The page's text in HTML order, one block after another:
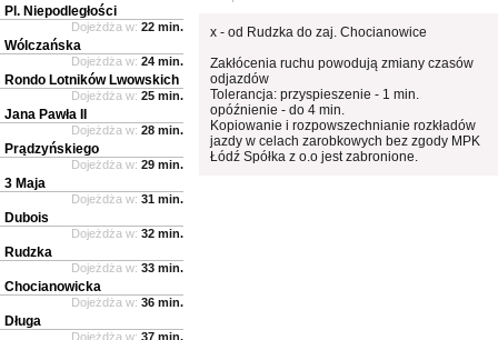
x - od Rudzka do zaj. Chocianowice
Zakłócenia ruchu powodują zmiany czasów
odjazdów
Tolerancja: przyspieszenie - 1 min.
opóźnienie - do 4 min.
Kopiowanie i rozpowszechnianie rozkładów
jazdy w celach zarobkowych bez zgody MPK
Łódź Spółka z o.o jest zabronione.
Pl. Niepodległości
Dojeżdża w: 22 min.
Wólczańska
Dojeżdża w: 24 min.
Rondo Lotników Lwowskich
Dojeżdża w: 25 min.
Jana Pawła II
Dojeżdża w: 28 min.
Prądzyńskiego
Dojeżdża w: 29 min.
3 Maja
Dojeżdża w: 31 min.
Dubois
Dojeżdża w: 32 min.
Rudzka
Dojeżdża w: 33 min.
Chocianowicka
Dojeżdża w: 36 min.
Długa
Dojeżdża w: 37 min.